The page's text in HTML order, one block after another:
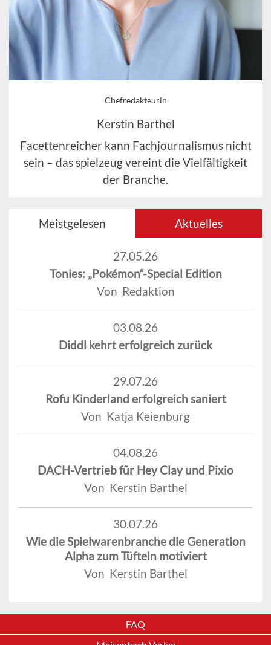
Chefredakteurin
Kerstin Barthel
Facettenreicher kann Fachjournalismus nicht
sein – das spielzeug vereint die Vielfältigkeit
der Branche.
Meistgelesen Aktuelles
27.05.26
Tonies: „Pokémon“-Special Edition
Von Redaktion
03.08.26
Diddl kehrt erfolgreich zurück
29.07.26
Rofu Kinderland erfolgreich saniert
Von Katja Keienburg
04.08.26
DACH-Vertrieb für Hey Clay und Pixio
Von Kerstin Barthel
30.07.26
Wie die Spielwarenbranche die Generation
Alpha zum Tüfteln motiviert
Von Kerstin Barthel
FAQ